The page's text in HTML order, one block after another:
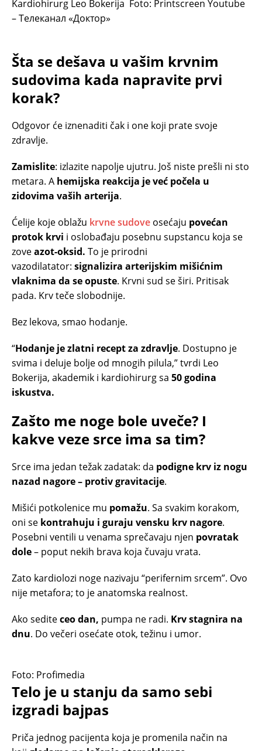
Kardiohirurg Leo Bokerija Foto: Printscreen Youtube
– Телеканал «Доктор»
Šta se dešava u vašim krvnim
sudovima kada napravite prvi
korak?
Odgovor će iznenaditi čak i one koji prate svoje
zdravlje.
Zamislite: izlazite napolje ujutru. Još niste prešli ni sto
metara. A hemijska reakcija je već počela u
zidovima vaših arterija.
Ćelije koje oblažu krvne sudove osećaju povećan
protok krvi i oslobađaju posebnu supstancu koja se
zoveazot-oksid. To je prirodni
vazodilatator: signalizira arterijskim mišićnim
vlaknima da se opuste. Krvni sud se širi. Pritisak
pada. Krv teče slobodnije.
Bez lekova, smao hodanje.
“Hodanje je zlatni recept za zdravlje. Dostupno je
svima i deluje bolje od mnogih pilula,” tvrdi Leo
Bokerija, akademik i kardiohirurg sa 50 godina
iskustva.
Zašto me noge bole uveče? I
kakve veze srce ima sa tim?
Srce ima jedan težak zadatak: da podigne krv iz nogu
nazad nagore – protiv gravitacije.
Mišići potkolenice mu pomažu. Sa svakim korakom,
oni se kontrahuju i guraju vensku krv nagore.
Posebni ventili u venama sprečavaju njen povratak
dole– poput nekih brava koja čuvaju vrata.
Zato kardiolozi noge nazivaju “perifernim srcem”. Ovo
nije metafora; to je anatomska realnost.
Ako sediteceo dan, pumpa ne radi. Krv stagnira na
dnu. Do večeri osećate otok, težinu i umor.
Foto: Profimedia
Telo je u stanju da samo sebi
izgradi bajpas
Priča jednog pacijenta koja je promenila način na